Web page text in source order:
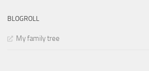
BLOGROLL
My family tree